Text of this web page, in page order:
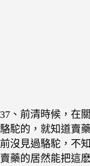
37、前清時候，在
駱駝的，就知道賣
前沒見過駱駝，不
賣藥的居然能把這